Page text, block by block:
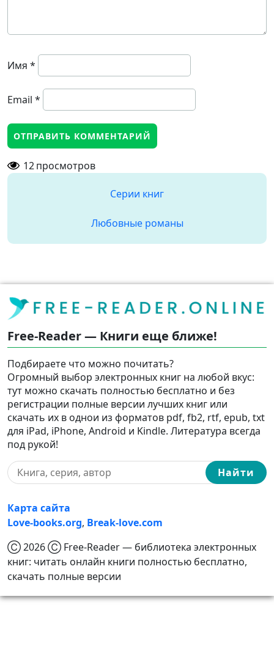
Имя *
Email *
12просмотров
Серии книг
Любовные романы
Free-Reader — Книги еще ближе!
Подбираете что можно почитать?
Огромный выбор электронных книг на любой вкус:
тут можно скачать полностью бесплатно и без
регистрации полные версии лучших книг или
скачать их в однои из форматов pdf, fb2, rtf, epub, txt
для iPad, iPhone, Android и Kindle. Литература всегда
под рукой!
Найти
Карта сайта
Love-books.org, Break-love.com
Ⓒ 2026 Ⓒ Free-Reader — библиотека электронных
книг: читать онлайн книги полностью бесплатно,
скачать полные версии